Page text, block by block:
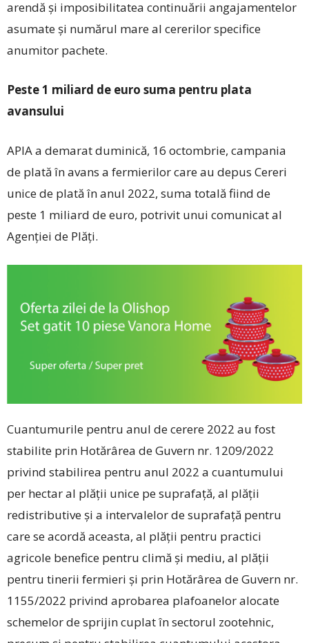
arendă şi imposibilitatea continuării angajamentelor
asumate şi numărul mare al cererilor specifice
anumitor pachete.
Peste 1 miliard de euro suma pentru plata
avansului
APIA a demarat duminică, 16 octombrie, campania
de plată în avans a fermierilor care au depus Cereri
unice de plată în anul 2022, suma totală fiind de
peste 1 miliard de euro, potrivit unui comunicat al
Agenției de Plăți.
Cuantumurile pentru anul de cerere 2022 au fost
stabilite prin Hotărârea de Guvern nr. 1209/2022
privind stabilirea pentru anul 2022 a cuantumului
per hectar al plăţii unice pe suprafaţă, al plăţii
redistributive şi a intervalelor de suprafaţă pentru
care se acordă aceasta, al plăţii pentru practici
agricole benefice pentru climă şi mediu, al plăţii
pentru tinerii fermieri şi prin Hotărârea de Guvern nr.
1155/2022 privind aprobarea plafoanelor alocate
schemelor de sprijin cuplat în sectorul zootehnic,